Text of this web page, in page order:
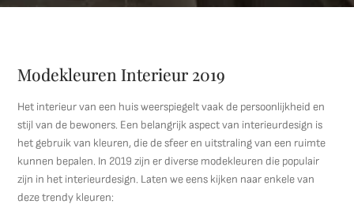
Modekleuren Interieur 2019
Het interieur van een huis weerspiegelt vaak de persoonlijkheid en
stijl van de bewoners. Een belangrijk aspect van interieurdesign is
het gebruik van kleuren, die de sfeer en uitstraling van een ruimte
kunnen bepalen. In 2019 zijn er diverse modekleuren die populair
zijn in het interieurdesign. Laten we eens kijken naar enkele van
deze trendy kleuren: